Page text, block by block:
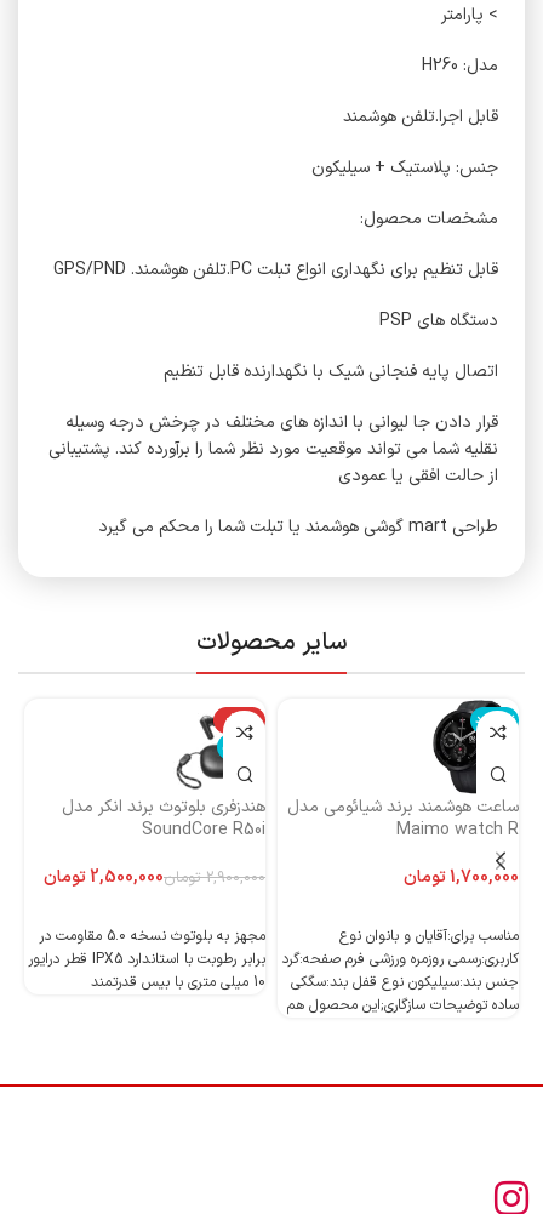
> پارامتر
مدل: H260‏
قابل اجرا.تلفن هوشمند
جنس: پلاستیک + سیلیکون
مشخصات محصول:
قابل تنظیم برای نگهداری انواع تبلت PC.تلفن هوشمند. GPS/PND‏
دستگاه های PSP‏
اتصال پایه فنجانی شیک با نگهدارنده قابل تنظیم
قرار دادن جا لیوانی با اندازه های مختلف در چرخش درجه وسیله
نقلیه شما می تواند موقعیت مورد نظر شما را برآورده کند. پشتیبانی
از حالت افقی یا عمودی
طراحی mart گوشی هوشمند یا تبلت شما را محکم می گیرد
سایر محصولات
ناموجود
ساعت هوشمند برند شیائومی مدل
Maimo watch R
تومان
مناسب برای:آقایان و بانوان نوع
کاربری:رسمی روزمره ورزشی فرم صفحه:گرد
جنس بند:سیلیکون نوع قفل بند:سگکی
ساده توضیحات سازگاری;این محصول هم
-14%
ناموجود
هندزفری بلوتوث برند انکر مدل
SoundCore R50i
2,900,000 تومان2,500,000تومان
مجهز به بلوتوث نسخه 5.0 مقاومت در
برابر رطوبت با استاندارد IPX5 قطر درایور
10 میلی متری با بیس قدرتمند